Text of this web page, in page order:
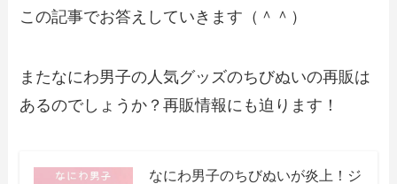
この記事でお答えしていきます（＾＾）
またなにわ男子の人気グッズのちびぬいの再販は
あるのでしょうか？再販情報にも迫ります！
なにわ男子のちびぬいが炎上！ジ